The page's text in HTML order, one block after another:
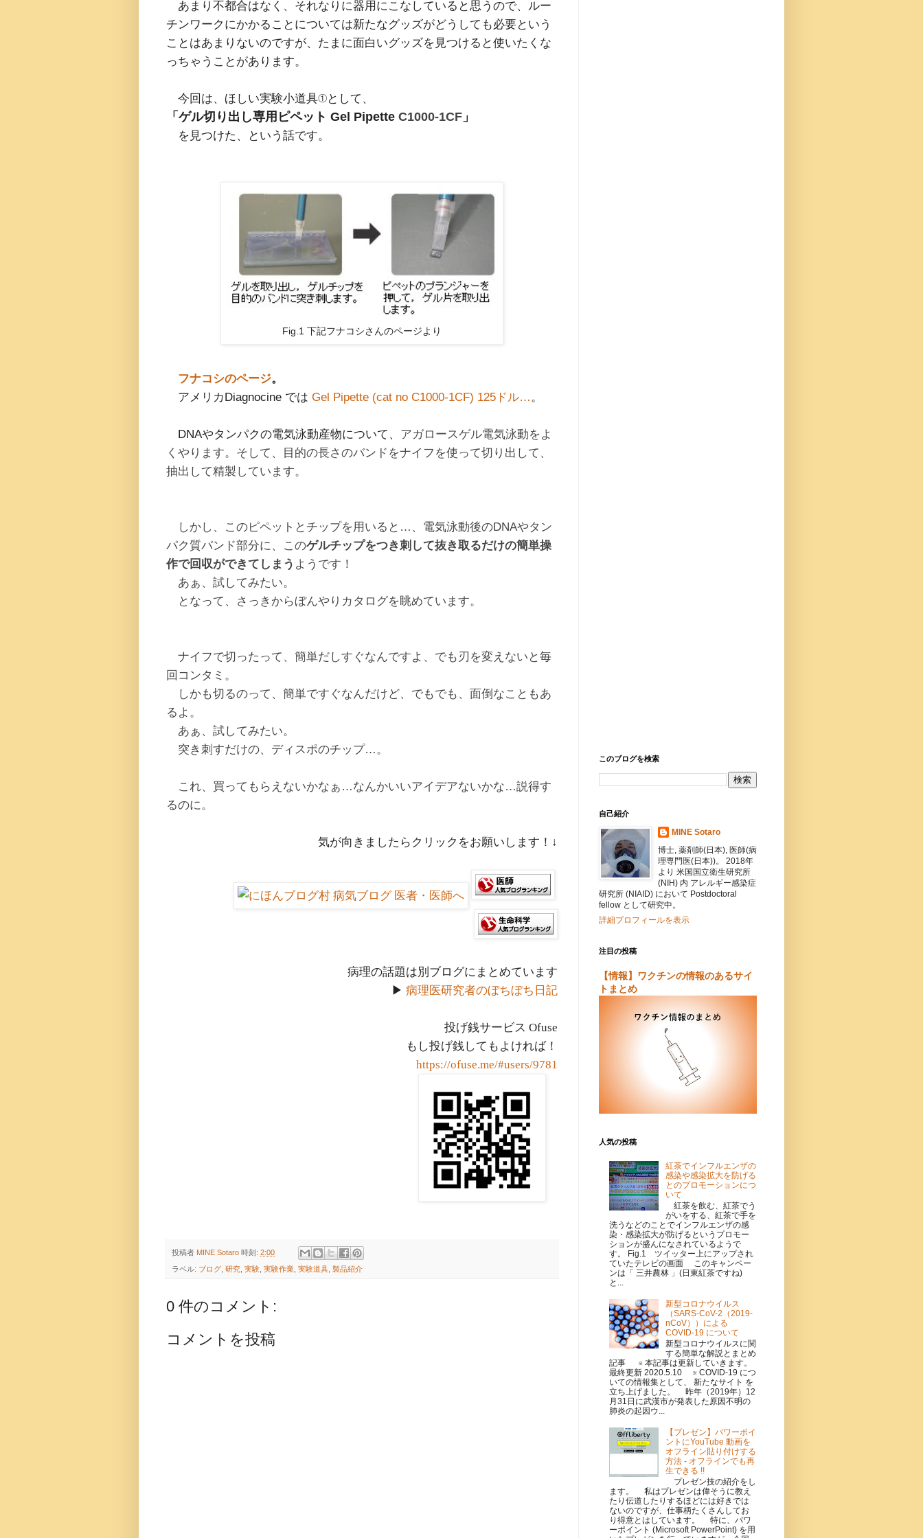
あまり不都合はなく、それなりに器用にこなしていると思うので、ルー
チンワークにかかることについては新たなグッズがどうしても必要という
ことはあまりないのですが、たまに面白いグッズを見つけると使いたくな
っちゃうことがあります。
今回は、ほしい実験小道具①として、
「ゲル切り出し専用ピペット Gel Pipette C1000-1CF 」
を見つけた、という話です。
Fig.1 下記フナコシさんのページより
フナコシのページ。
アメリカDiagnocine では Gel Pipette (cat no C1000-1CF) 125ドル…。
DNAやタンパクの電気泳動産物について、 アガロースゲル電気泳動をよ
くやります。そして、目的の長さのバンドをナイフを使って切り出して、
抽出して精製しています。
しかし、このピペットとチップを用いると…、電気泳動後のDNAやタン
パク質バンド部分に、このゲルチップをつき刺して抜き取るだけの簡単操
作で回収ができてしまう ようです！
あぁ、試してみたい。
となって、さっきからぼんやりカタログを眺めています。
ナイフで切ったって、簡単だしすぐなんですよ、でも刃を変えないと毎
回コンタミ。
しかも切るのって、簡単ですぐなんだけど、でもでも、面倒なこともあ
るよ。
あぁ、試してみたい。
突き刺すだけの、ディスポのチップ…。
これ、買ってもらえないかなぁ…なんかいいアイデアないかな…説得す
るのに。
気が向きましたらクリックをお願いします！↓
病理の話題は別ブログにまとめています
▶ 病理医研究者のぼちぼち日記
投げ銭サービス Ofuse
もし投げ銭してもよければ！
https://ofuse.me/#users/9781
投稿者 MINE Sotaro 時刻: 2:00
ラベル: ブログ 研究 実験 実験作業 実験道具 製品紹介
0 件のコメント:
コメントを投稿
このブログを検索
自己紹介
MINE Sotaro
博士, 薬剤師(日本), 医師(病
理専門医(日本))。 2018年
より 米国国立衛生研究所
(NIH) 内 アレルギー感染症
研究所 (NIAID) において Postdoctoral
fellow として研究中。
詳細プロフィールを表示
注目の投稿
【情報】ワクチンの情報のあるサイ
トまとめ
人気の投稿
紅茶でインフルエンザの
感染や感染拡大を防げる
とのプロモーションにつ
いて
紅茶を飲む、紅茶でう
がいをする、紅茶で手を
洗うなどのことでインフルエンザの感
染・感染拡大が防げるというプロモー
ションが盛んになされているようで
す。 Fig.1 ツイッター上にアップされ
ていたテレビの画面 このキャンペー
ンは「 三井農林 」(日東紅茶ですね)
と...
新型コロナウイルス
（SARS-CoV-2（2019-
nCoV））による
COVID-19 について
新型コロナウイルスに関
する簡単な解説とまとめ
記事 ※ 本記事は更新していきます。
最終更新 2020.5.10 ※ COVID-19 につ
いての情報集として、 新たなサイト を
立ち上げました。 昨年（2019年）12
月31日に武漢市が発表した原因不明の
肺炎の起因ウ...
【プレゼン】パワーポイ
ントにYouTube 動画を
オフライン貼り付けする
方法 - オフラインでも再
生できる !!
プレゼン技の紹介をし
ます。 私はプレゼンは偉そうに教え
たり伝道したりするほどには好きでは
ないのですが、仕事柄たくさんしてお
り得意とはしています。 特に、パワ
ーポイント (Microsoft PowerPoint) を用